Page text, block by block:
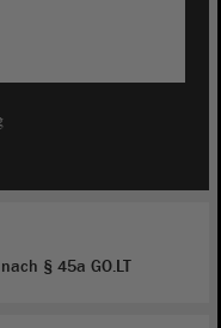
§ 45a GO.LT